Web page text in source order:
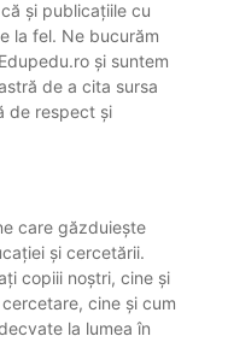
și publicațiile cu
la fel. Ne bucurăm
și suntem
de a cita sursa
de respect și
care găzduiește
și cercetării.
copiii noștri, cine și
cine și cum
la lumea în